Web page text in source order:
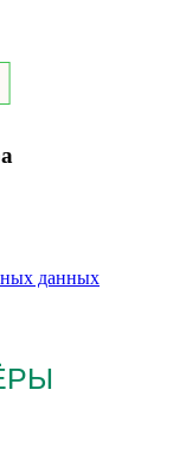
данных